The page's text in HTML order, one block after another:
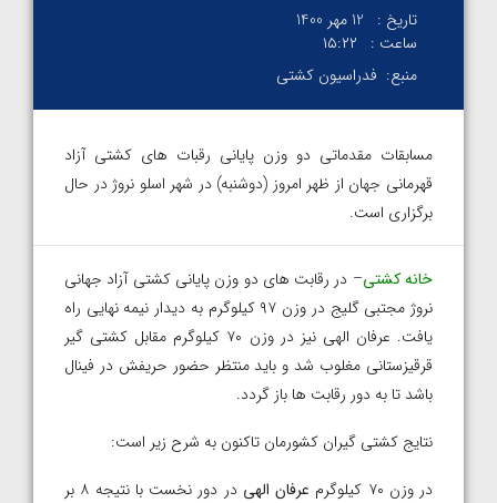
تاریخ :
12 مهر 1400
ساعت :
۱۵:۲۲
منبع: فدراسیون کشتی
مسابقات مقدماتی دو وزن پایانی رقبات های کشتی آزاد
قهرمانی جهان از ظهر امروز (دوشنبه) در شهر اسلو نروژ در حال
برگزاری است.
خانه کشتی– در رقابت های دو وزن پایانی کشتی آزاد جهانی
نروژ مجتبی گلیج در وزن ۹۷ کیلوگرم به دیدار نیمه نهایی راه
یافت. عرفان الهی نیز در وزن ۷۰ کیلوگرم مقابل کشتی گیر
قرقیزستانی مغلوب شد و باید منتظر حضور حریفش در فینال
باشد تا به دور رقابت ها باز گردد.
نتایج کشتی گیران کشورمان تاکنون به شرح زیر است:
در وزن ۷۰ کیلوگرم
عرفان الهی
در دور نخست با نتیجه ۸ بر